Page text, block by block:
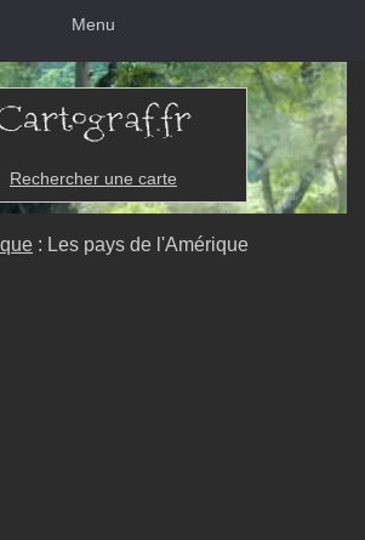
Menu
Rechercher une carte
: Les pays de l'Amérique